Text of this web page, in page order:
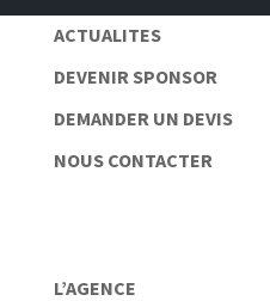
ACTUALITES
DEVENIR SPONSOR
DEMANDER UN DEVIS
NOUS CONTACTER
L’AGENCE